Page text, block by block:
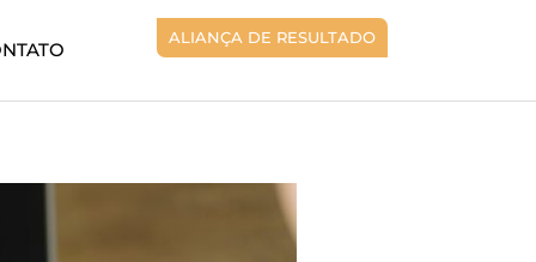
ALIANÇA DE RESULTADO